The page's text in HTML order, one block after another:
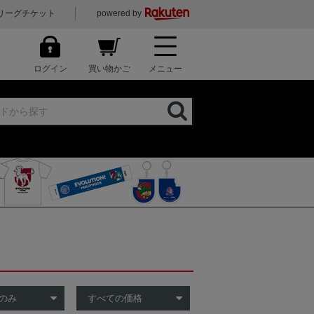
ーグチケット powered by
ログイン 買い物かご メニュー